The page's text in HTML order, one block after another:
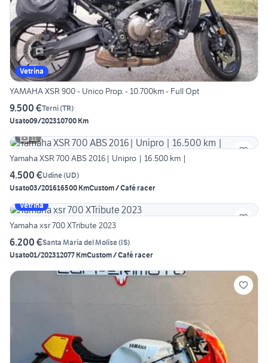
Vetrina
YAMAHA XSR 900 - Unico Prop. - 10.700km - Full Opt
9.500 €Terni(TR)
Usato09/202310700 Km
11
Yamaha XSR 700 ABS 2016| Unipro | 16.500 km |
4.500 €Udine(UD)
Usato03/201616500 KmCustom / Café racer
Vetrina
Yamaha xsr 700 XTribute 2023
6.200 €Santa Maria del Molise(IS)
Usato01/202312077 KmCustom / Café racer